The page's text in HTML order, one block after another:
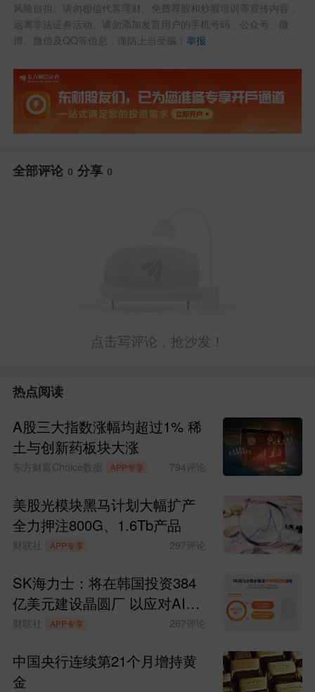
风险自担。请勿相信代客理财、免费荐股和炒股培训等宣传内容，
远离非法证券活动。请勿添加发言用户的手机号码、公众号、微
博、微信及QQ等信息，谨防上当受骗！举报
全部评论 0 分享 0
点击写评论，抢沙发！
热点阅读
A股三大指数涨幅均超过1% 稀
土与创新药板块大涨
东方财富Choice数据 APP专享 794评论
美股光模块黑马计划大幅扩产
全力押注800G、1.6Tb产品
财联社 APP专享 297评论
SK海力士：将在韩国投资384
亿美元建设晶圆厂 以应对AI时
代持续增长的存储芯片需求
财联社 APP专享 267评论
中国央行连续第21个月增持黄
金